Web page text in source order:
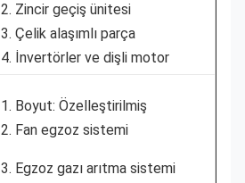
2. Zincir geçiş ünitesi
3. Çelik alaşımlı parça
4. İnvertörler ve dişli motor
1. Boyut: Özelleştirilmiş
2. Fan egzoz sistemi
3. Egzoz gazı arıtma sistemi